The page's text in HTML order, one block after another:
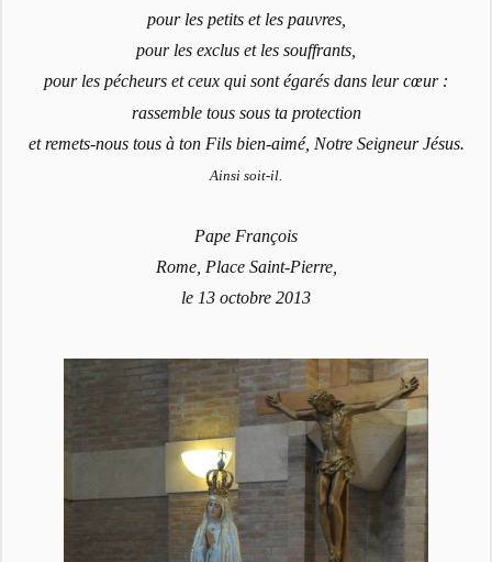
pour les petits et les pauvres,
pour les exclus et les souffrants,
pour les pécheurs et ceux qui sont égarés dans leur cœur :
rassemble tous sous ta protection
et remets-nous tous à ton Fils bien-aimé, Notre Seigneur Jésus.
Ainsi soit-il.
Pape François
Rome, Place Saint-Pierre,
le 13 octobre 2013